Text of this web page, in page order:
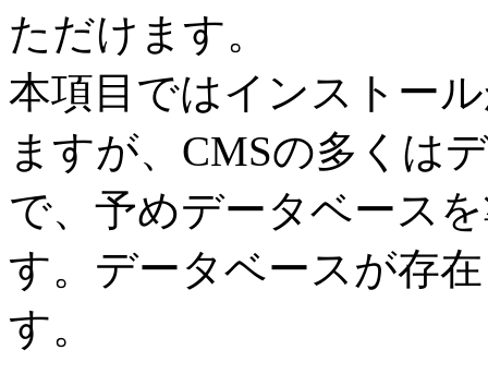
ただけます。
本項目ではインストー
ますが、CMSの多くは
で、予めデータベース
す。データベースが存
す。